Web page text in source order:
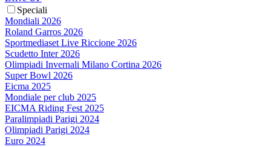
Speciali
Mondiali 2026
Roland Garros 2026
Sportmediaset Live Riccione 2026
Scudetto Inter 2026
Olimpiadi Invernali Milano Cortina 2026
Super Bowl 2026
Eicma 2025
Mondiale per club 2025
EICMA Riding Fest 2025
Paralimpiadi Parigi 2024
Olimpiadi Parigi 2024
Euro 2024